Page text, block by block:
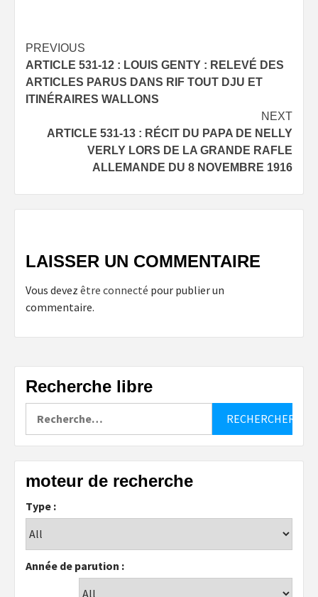
Post
navigation
PREVIOUS
ARTICLE 531-12 : LOUIS GENTY : RELEVÉ DES
ARTICLES PARUS DANS RIF TOUT DJU ET
ITINÉRAIRES WALLONS
NEXT
ARTICLE 531-13 : RÉCIT DU PAPA DE NELLY
VERLY LORS DE LA GRANDE RAFLE
ALLEMANDE DU 8 NOVEMBRE 1916
LAISSER UN COMMENTAIRE
Vous devez être connecté pour publier un
commentaire.
Recherche libre
moteur de recherche
Type :
Année de parution :